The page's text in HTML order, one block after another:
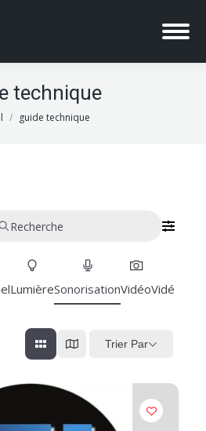
technique
ici :
guide technique
Recherche
LumièreSonorisationVidéo
Trier Par